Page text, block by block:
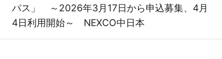
パス」 ～2026年3月17日から申込募集、4月
4日利用開始～ NEXCO中日本